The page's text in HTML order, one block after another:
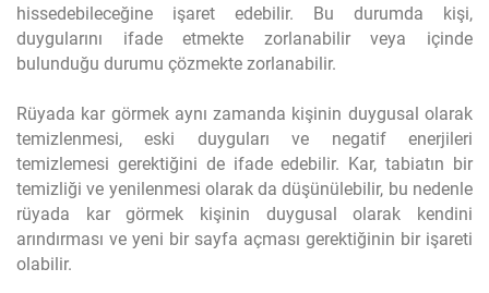
hissedebileceğine işaret edebilir. Bu durumda kişi,
duygularını ifade etmekte zorlanabilir veya içinde
bulunduğu durumu çözmekte zorlanabilir.
Rüyada kar görmek aynı zamanda kişinin duygusal olarak
temizlenmesi, eski duyguları ve negatif enerjileri
temizlemesi gerektiğini de ifade edebilir. Kar, tabiatın bir
temizliği ve yenilenmesi olarak da düşünülebilir, bu nedenle
rüyada kar görmek kişinin duygusal olarak kendini
arındırması ve yeni bir sayfa açması gerektiğinin bir işareti
olabilir.